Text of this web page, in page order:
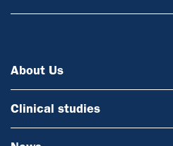
About Us
Clinical studies